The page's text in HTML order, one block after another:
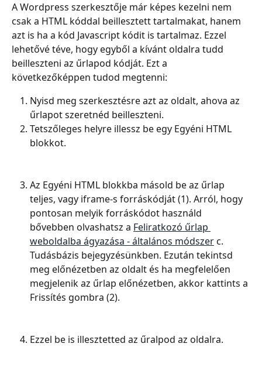
A Wordpress szerkesztője már képes kezelni nem
csak a HTML kóddal beillesztett tartalmakat, hanem
azt is ha a kód Javascript kódit is tartalmaz. Ezzel
lehetővé téve, hogy egyből a kívánt oldalra tudd
beilleszteni az űrlapod kódját. Ezt a
következőképpen tudod megtenni:
Nyisd meg szerkesztésre azt az oldalt, ahova az
űrlapot szeretnéd beilleszteni.
Tetszőleges helyre illessz be egy Egyéni HTML
blokkot.
Az Egyéni HTML blokkba másold be az űrlap
teljes, vagy iframe-s forráskódját (1). Arról, hogy
pontosan melyik forráskódot használd
bővebben olvashatsz a Feliratkozó űrlap
weboldalba ágyazása - általános módszer c.
Tudásbázis bejegyzésünkben. Ezután tekintsd
meg előnézetben az oldalt és ha megfelelően
megjelenik az űrlap előnézetben, akkor kattints a
Frissítés gombra (2).
Ezzel be is illesztetted az űralpod az oldalra.